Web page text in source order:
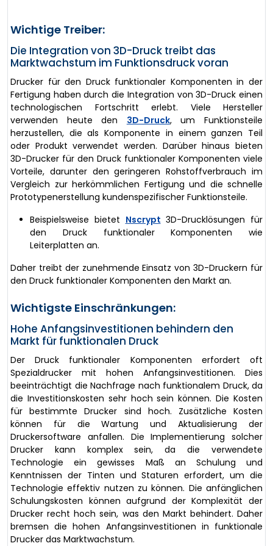
Wichtige Treiber:
Die Integration von 3D-Druck treibt das
Marktwachstum im Funktionsdruck voran
Drucker für den Druck funktionaler Komponenten in der
Fertigung haben durch die Integration von 3D-Druck einen
technologischen Fortschritt erlebt. Viele Hersteller
verwenden heute den 3D-Druck, um Funktionsteile
herzustellen, die als Komponente in einem ganzen Teil
oder Produkt verwendet werden. Darüber hinaus bieten
3D-Drucker für den Druck funktionaler Komponenten viele
Vorteile, darunter den geringeren Rohstoffverbrauch im
Vergleich zur herkömmlichen Fertigung und die schnelle
Prototypenerstellung kundenspezifischer Funktionsteile.
Beispielsweise bietet Nscrypt 3D-Drucklösungen für
den Druck funktionaler Komponenten wie
Leiterplatten an.
Daher treibt der zunehmende Einsatz von 3D-Druckern für
den Druck funktionaler Komponenten den Markt an.
Wichtigste Einschränkungen:
Hohe Anfangsinvestitionen behindern den
Markt für funktionalen Druck
Der Druck funktionaler Komponenten erfordert oft
Spezialdrucker mit hohen Anfangsinvestitionen. Dies
beeinträchtigt die Nachfrage nach funktionalem Druck, da
die Investitionskosten sehr hoch sein können. Die Kosten
für bestimmte Drucker sind hoch. Zusätzliche Kosten
können für die Wartung und Aktualisierung der
Druckersoftware anfallen. Die Implementierung solcher
Drucker kann komplex sein, da die verwendete
Technologie ein gewisses Maß an Schulung und
Kenntnissen der Tinten und Staturen erfordert, um die
Technologie effektiv nutzen zu können. Die anfänglichen
Schulungskosten können aufgrund der Komplexität der
Drucker recht hoch sein, was den Markt behindert. Daher
bremsen die hohen Anfangsinvestitionen in funktionale
Drucker das Marktwachstum.